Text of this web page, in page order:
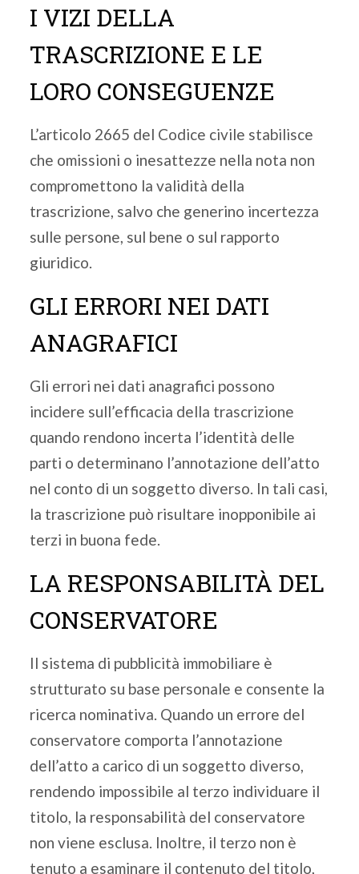
I VIZI DELLA
TRASCRIZIONE E LE
LORO CONSEGUENZE
L’articolo 2665 del Codice civile stabilisce
che omissioni o inesattezze nella nota non
compromettono la validità della
trascrizione, salvo che generino incertezza
sulle persone, sul bene o sul rapporto
giuridico.
GLI ERRORI NEI DATI
ANAGRAFICI
Gli errori nei dati anagrafici possono
incidere sull’efficacia della trascrizione
quando rendono incerta l’identità delle
parti o determinano l’annotazione dell’atto
nel conto di un soggetto diverso. In tali casi,
la trascrizione può risultare inopponibile ai
terzi in buona fede.
LA RESPONSABILITÀ DEL
CONSERVATORE
Il sistema di pubblicità immobiliare è
strutturato su base personale e consente la
ricerca nominativa. Quando un errore del
conservatore comporta l’annotazione
dell’atto a carico di un soggetto diverso,
rendendo impossibile al terzo individuare il
titolo, la responsabilità del conservatore
non viene esclusa. Inoltre, il terzo non è
tenuto a esaminare il contenuto del titolo,